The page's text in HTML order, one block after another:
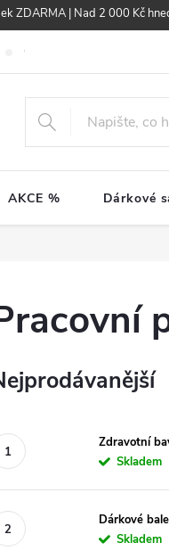
ZDARMA | Nad 2 000 Kč
Obchodní podmínky
AKCE % Dárkové
Zdravotní
Skladem
Dárkové
Skladem